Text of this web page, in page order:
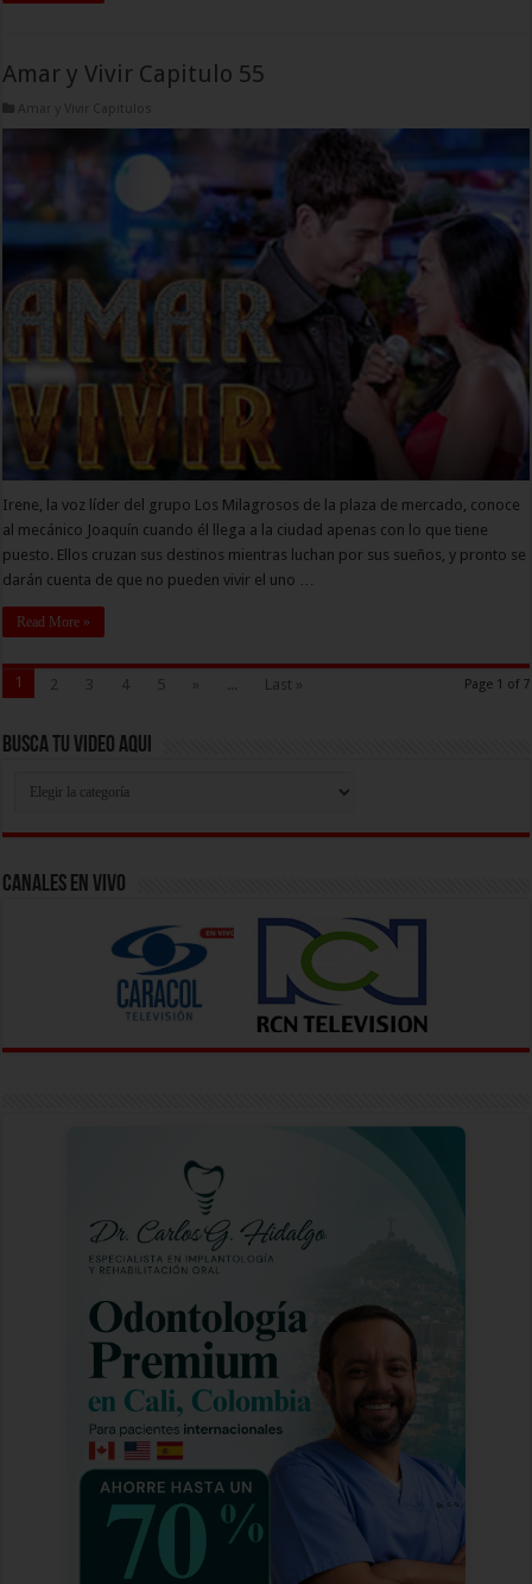
Amar y Vivir Capitulo 55
Amar y Vivir Capitulos
Irene, la voz líder del grupo Los Milagrosos de la plaza de mercado, conoce
al mecánico Joaquín cuando él llega a la ciudad apenas con lo que tiene
puesto. Ellos cruzan sus destinos mientras luchan por sus sueños, y pronto se
darán cuenta de que no pueden vivir el uno …
Read More »
Page 1 of 7
1 2 3 4 5 » Last »
Busca Tu Video Aqui
Aqui
Canales En Vivo